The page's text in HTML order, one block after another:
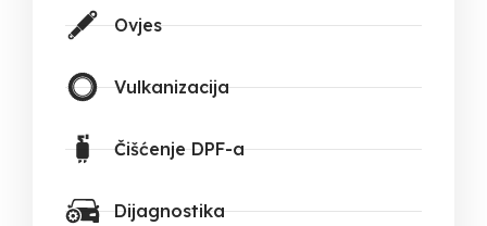
Ovjes
Vulkanizacija
Čišćenje DPF-a
Dijagnostika